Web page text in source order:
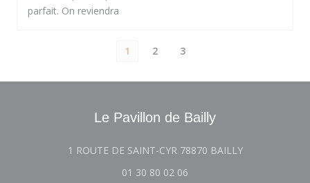
parfait. On reviendra
1 2 3
Le Pavillon de Bailly
1 ROUTE DE SAINT-CYR 78870 BAILLY((opens in a
01 30 80 02 06